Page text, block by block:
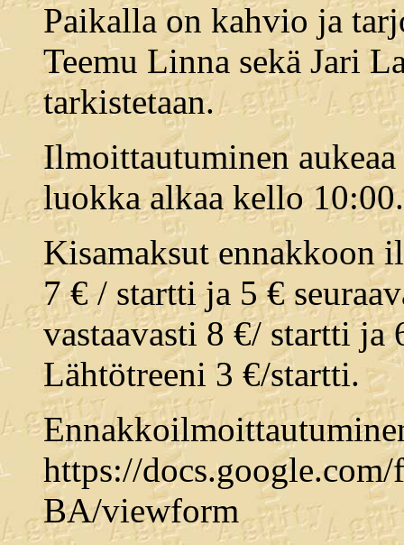
Paikalla on kahvio ja
Teemu Linna sekä Jari
tarkistetaan.
Ilmoittautuminen
luokka alkaa kello 10:00.
Kisamaksut ennakkoon
7 € / startti ja 5 €
vastaavasti 8 €/ startti ja
Lähtötreeni 3 €/startti.
https://
BA/viewform